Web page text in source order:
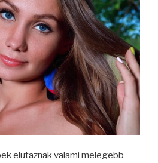
elutaznak valami melegebb